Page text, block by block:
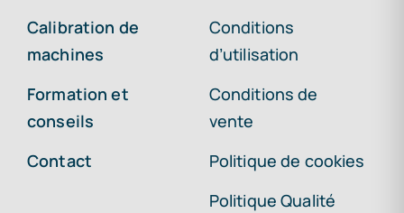
Calibration de
machines
Formation et
conseils
Contact
Conditions
d’utilisation
Conditions de
vente
Politique de cookies
Politique Qualité